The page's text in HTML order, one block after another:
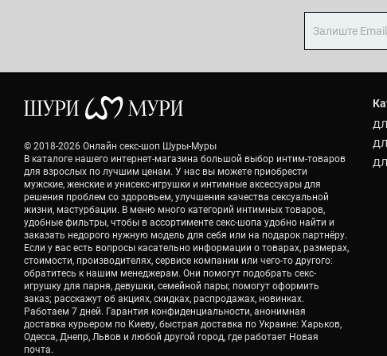
© 2018-2026 Онлайн секс-шоп Шуры-Муры
В каталоге нашего интернет-магазина большой выбор интим-товаров
для взрослых по лучшим ценам. У нас вы можете приобрести
мужские, женские и унисекс-игрушки и интимные аксессуары для
решения проблем со здоровьем, улучшения качества сексуальной
жизни, мастурбации. В меню много категорий интимных товаров,
удобные фильтры, чтобы в ассортименте секс-шопа удобно найти и
заказать недорого нужную модель для себя или на подарок партнёру.
Если у вас есть вопросы касательно информации о товарах, размерах,
стоимости, производителях, сервисе компании или чего-то другого:
обратитесь к нашим менеджерам. Они помогут подобрать секс-
игрушку для парня, девушки, семейной пары; помогут оформить
заказ; расскажут об акциях, скидках, распродажах, новинках.
Работаем 7 дней. Гарантия конфиденциальности, анонимная
доставка курьером по Киеву, быстрая доставка по Украине: Харьков,
Одесса, Днепр, Львов и любой другой город, где работает Новая
почта.